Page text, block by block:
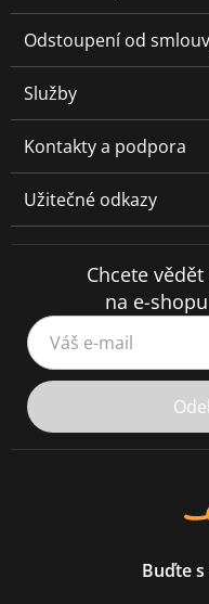
Odstoupení od
Služby
Kontakty a podpora
Užitečné odkazy
Chcete
na e-
Váš e-mail
Buďte